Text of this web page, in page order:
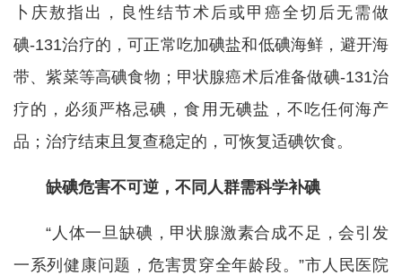
卜庆敖指出，良性结节术后或甲癌全切后无需做
碘-131治疗的，可正常吃加碘盐和低碘海鲜，避开海
带、紫菜等高碘食物；甲状腺癌术后准备做碘-131治
疗的，必须严格忌碘，食用无碘盐，不吃任何海产
品；治疗结束且复查稳定的，可恢复适碘饮食。
缺碘危害不可逆，不同人群需科学补碘
“人体一旦缺碘，甲状腺激素合成不足，会引发
一系列健康问题，危害贯穿全年龄段。”市人民医院